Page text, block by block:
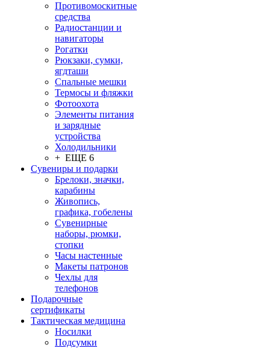
Противомоскитные
средства
Радиостанции и
навигаторы
Рогатки
Рюкзаки, сумки,
ягдташи
Спальные мешки
Термосы и фляжки
Фотоохота
Элементы питания
и зарядные
устройства
Холодильники
+ ЕЩЕ 6
Сувениры и подарки
Брелоки, значки,
карабины
Живопись,
графика, гобелены
Сувенирные
наборы, рюмки,
стопки
Часы настенные
Макеты патронов
Чехлы для
телефонов
Подарочные
сертификаты
Тактическая медицина
Носилки
Подсумки